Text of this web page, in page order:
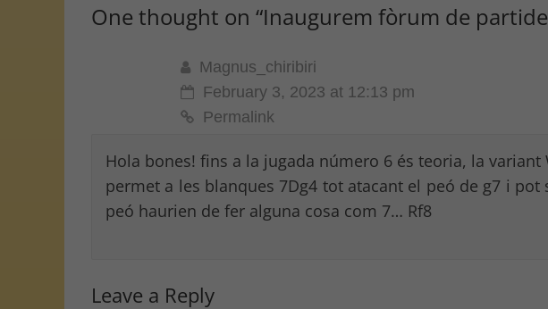
One thought on “Inaugurem fòrum de
Magnus_chiribiri
February 3, 2023 at 12:13 pm
Permalink
Hola bones! fins a la jugada número 6 és teoria, la
permet a les blanques 7Dg4 tot atacant el peó de g7 i
peó haurien de fer alguna cosa com 7… Rf8
Leave a Reply